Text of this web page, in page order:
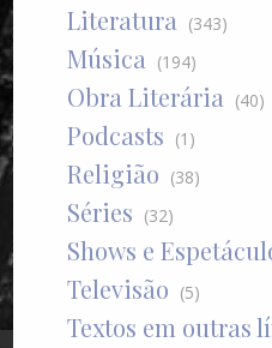
Literatura (343)
Música (194)
Obra Literária (40)
Podcasts (1)
Religião (38)
Séries (32)
Shows e
Televisão (5)
Textos em outras